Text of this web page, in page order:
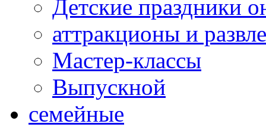
Детские праздники
аттракционы и
Мастер-классы
Выпускной
cемейные